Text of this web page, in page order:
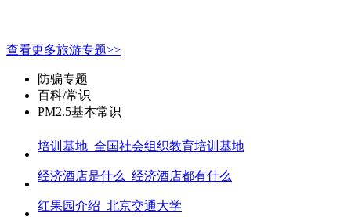
查看更多旅游专题>>
防骗专题
百科/常识
PM2.5基本常识
培训基地_全国社会组织教育培训基地
经济酒店是什么_经济酒店都有什么
红果园介绍_北京交通大学